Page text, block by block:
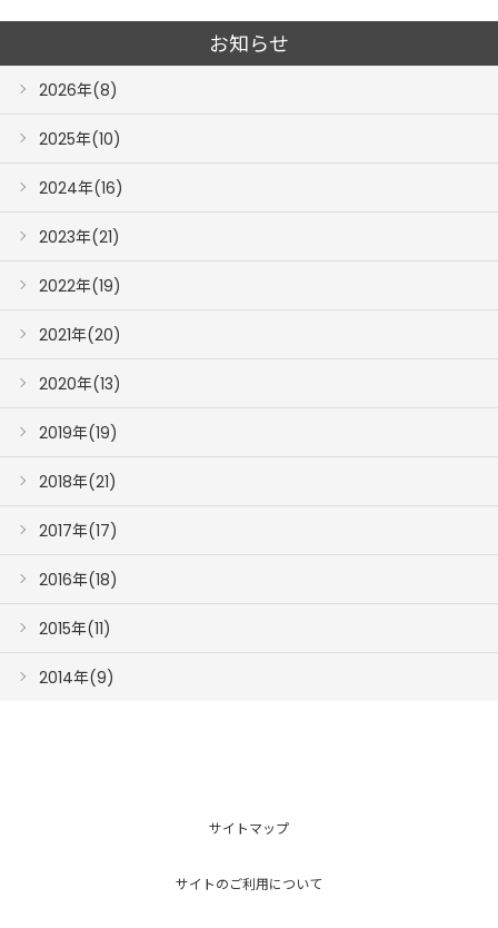
お知らせ
2026年(8)
2025年(10)
2024年(16)
2023年(21)
2022年(19)
2021年(20)
2020年(13)
2019年(19)
2018年(21)
2017年(17)
2016年(18)
2015年(11)
2014年(9)
サイトマップ
サイトのご利用について